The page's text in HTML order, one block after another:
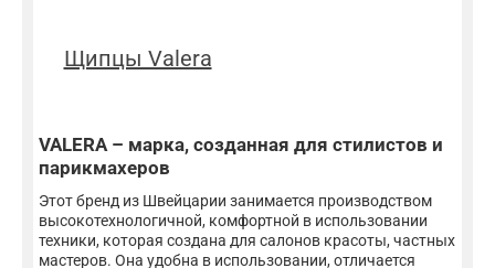
Щипцы Valera
VALERA – марка, созданная для стилистов и
парикмахеров
Этот бренд из Швейцарии занимается производством
высокотехнологичной, комфортной в использовании
техники, которая создана для салонов красоты, частных
мастеров. Она удобна в использовании, отличается